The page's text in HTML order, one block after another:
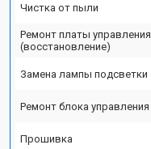
Чистка от пыли
Ремонт платы управления
(восстановление)
Замена лампы подсветки
Ремонт блока управления
Прошивка